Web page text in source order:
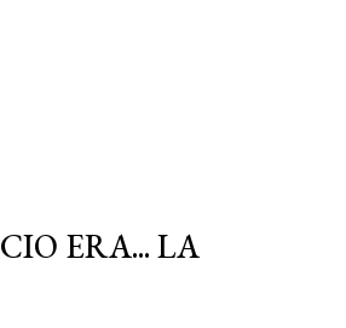
ERA... LA